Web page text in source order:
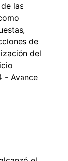
las
de
del
- Avance